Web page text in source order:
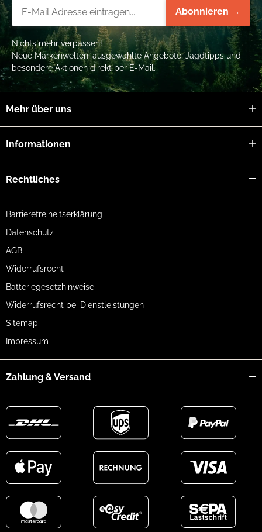
Abonnieren →
Nichts mehr verpassen!
Neue Markenwelten, ausgewählte Angebote, Jagdtipps und
besondere Aktionen direkt per E-Mail.
Mehr über uns
Informationen
Rechtliches
Barrierefreiheitserklärung
Datenschutz
AGB
Widerrufsrecht
Batteriegesetzhinweise
Widerrufsrecht bei Dienstleistungen
Sitemap
Impressum
Zahlung & Versand